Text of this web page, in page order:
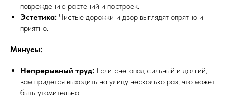
повреждению растений и построек.
Эстетика: Чистые дорожки и двор выглядят опрятно и
приятно.
Минусы:
Непрерывный труд: Если снегопад сильный и долгий,
вам придется выходить на улицу несколько раз, что может
быть утомительно.